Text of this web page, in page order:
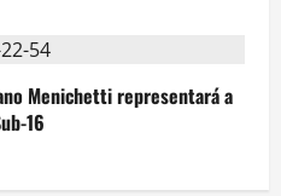
Menichetti representará a
16